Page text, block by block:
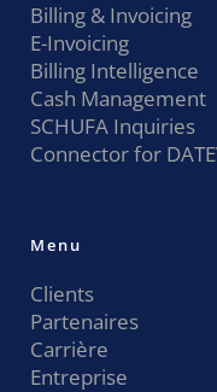
Billing & Invoicing
E-Invoicing
Billing Intelligence
Cash Management
SCHUFA Inquiries
Connector for
Menu
Clients
Partenaires
Carrière
Entreprise